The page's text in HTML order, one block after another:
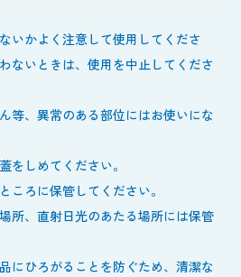
いかよく注意して使用してくださ
ないときは、使用を中止してくださ
等、異常のある部位にはお使いにな
をしめてください。
ころに保管してください。
所、直射日光のあたる場所には保管
にひろがることを防ぐため、清潔な